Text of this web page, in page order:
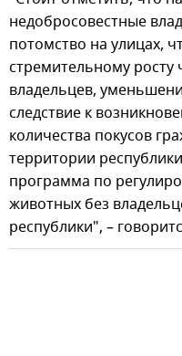
недобросовестные
потомство на улицах,
стремительному росту
владельцев,
следствие к
количества покусов
территории
программа по
животных без
республики", –